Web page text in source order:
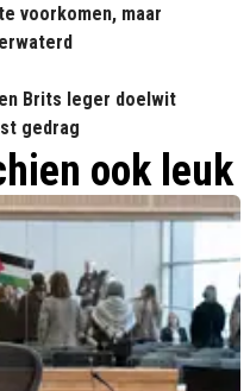
voorkomen, maar
Brits leger doelwit
gedrag
ook leuk